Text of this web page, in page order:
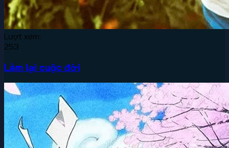
Lượt xem:
253
Làm lại cuộc đời